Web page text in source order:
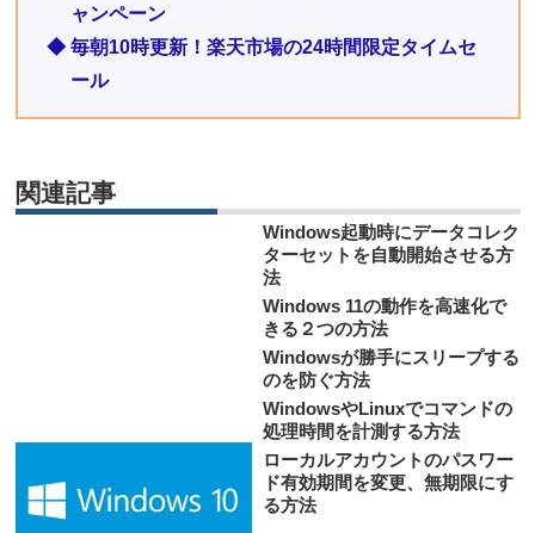
ャンペーン
◆ 毎朝10時更新！楽天市場の24時間限定タイムセ
ール
関連記事
Windows起動時にデータコレク
ターセットを自動開始させる方
法
Windows 11の動作を高速化で
きる２つの方法
Windowsが勝手にスリープする
のを防ぐ方法
WindowsやLinuxでコマンドの
処理時間を計測する方法
ローカルアカウントのパスワー
ド有効期間を変更、無期限にす
る方法